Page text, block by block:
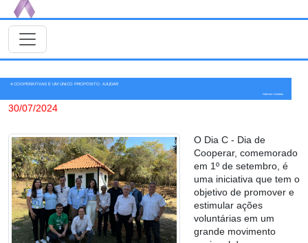
4 COOPERATIVAS E UM ÚNICO PROPÓSITO: AJUDAR
Notícias Variadas
30/07/2024
O Dia C - Dia de
Cooperar, comemorado
em 1º de setembro, é
uma iniciativa que tem o
objetivo de promover e
estimular ações
voluntárias em um
grande movimento